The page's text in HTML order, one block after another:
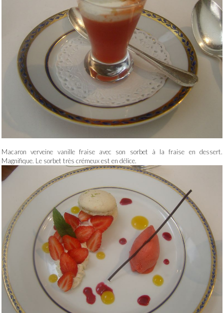
Macaron verveine vanille fraise avec son sorbet à la fraise en dessert.
Magnifique. Le sorbet très crémeux est en délice.